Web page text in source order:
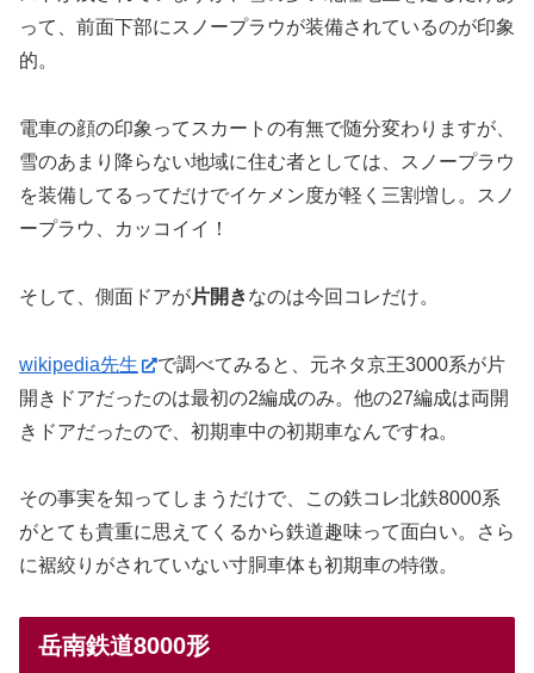
って、前面下部にスノープラウが装備されているのが印象
的。
電車の顔の印象ってスカートの有無で随分変わりますが、
雪のあまり降らない地域に住む者としては、スノープラウ
を装備してるってだけでイケメン度が軽く三割増し。スノ
ープラウ、カッコイイ！
そして、側面ドアが片開きなのは今回コレだけ。
wikipedia先生
で調べてみると、元ネタ京王3000系が片
開きドアだったのは最初の2編成のみ。他の27編成は両開
きドアだったので、初期車中の初期車なんですね。
その事実を知ってしまうだけで、この鉄コレ北鉄8000系
がとても貴重に思えてくるから鉄道趣味って面白い。さら
に裾絞りがされていない寸胴車体も初期車の特徴。
岳南鉄道8000形